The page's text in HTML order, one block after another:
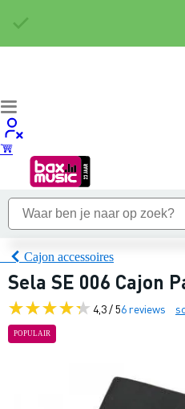
Cajon accessoires
Sela SE 006 Cajon
4,3 / 56 reviews
POPULAIR